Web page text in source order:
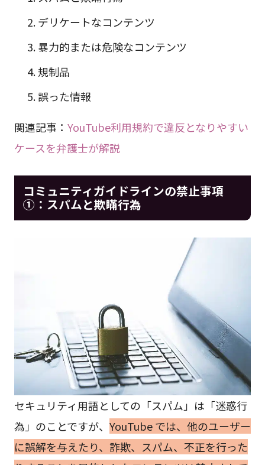
デリケートなコンテンツ
暴力的または危険なコンテンツ
規制品
誤った情報
関連記事： YouTube利用規約で違反となりやすい
ケースを弁護士が解説
コミュニティガイドラインの禁止事項
①：スパムと欺瞞行為
セキュリティ用語としての「スパム」は「迷惑行
為」のことですが、 YouTube では、他のユーザー
に誤解を与えたり、詐欺、スパム、不正を行った